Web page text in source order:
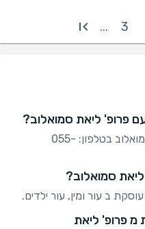
3
...
פרופ' ליאת סמואלוב?
ניתן ליצור קשר עם פרופ' ליאת סמואלוב בטלפון: 055-
סמואלוב?
ב עור ומין, עור ילדים.
מ פרופ' ליאת